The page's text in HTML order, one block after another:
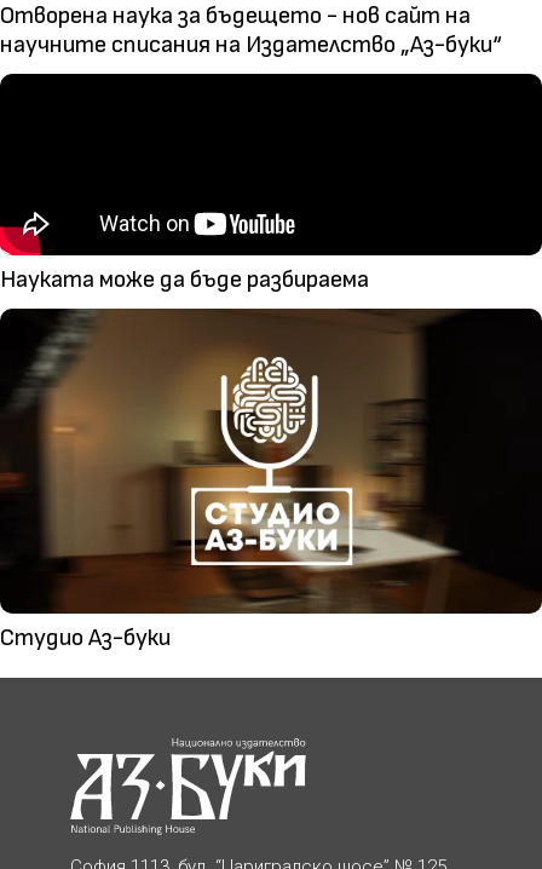
Отворена наука за бъдещето - нов сайт на
научните списания на Издателство „Аз-буки“
Науката може да бъде разбираема
Студио Аз-буки